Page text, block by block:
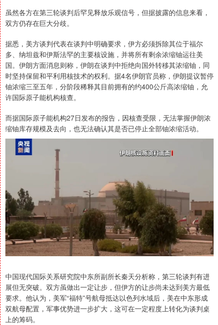
虽然各方在第三轮谈判后罕见释放乐观信号，但据披露的信息来看，
双方仍存在巨大分歧。
据悉，美方谈判代表在谈判中明确要求，伊方必须拆除其位于福尔
多、纳坦兹和伊斯法罕的主要核设施，并将所有剩余浓缩铀运往美
国。伊朗方面消息则称，伊朗在谈判中拒绝向国外转移其浓缩铀，同
时坚持保留和平利用核技术的权利。据4名伊朗官员称，伊朗提议暂停
铀浓缩三至五年，分阶段稀释其目前拥有的约400公斤高浓缩铀，允
许国际原子能机构核查。
而据国际原子能机构27日发布的报告，因核查受限，无法掌握伊朗浓
缩铀库存规模及去向，也无法确认其是否已停止全部铀浓缩活动。
中国现代国际关系研究院中东所副所长秦天分析称，第三轮谈判有进
展但无突破。双方虽做出一定让步，但伊方的让步尚未达到美方最低
要求。他认为，美军“福特”号航母抵达以色列水域后，美在中东形成
双航母配置，军事优势进一步扩大，这可在一定程度上转化为谈判桌
上的筹码。